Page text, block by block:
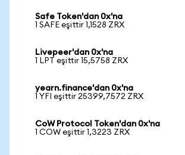
Safe Token'dan 0x'na
1 SAFE eşittir 1,1528 ZRX
Livepeer'dan 0x'na
1 LPT eşittir 15,5758 ZRX
yearn.finance'dan 0x'na
1 YFI eşittir 25399,7572 ZRX
CoW Protocol Token'dan 0x'na
1 COW eşittir 1,3223 ZRX